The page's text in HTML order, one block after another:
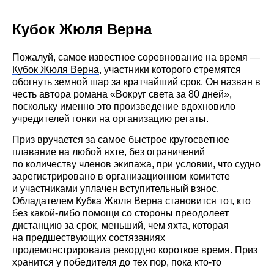
Кубок Жюля Верна
Пожалуй, самое известное соревнование на время —
Кубок Жюля Верна, участники которого стремятся
обогнуть земной шар за кратчайший срок. Он назван в
честь автора романа «Вокруг света за 80 дней»,
поскольку именно это произведение вдохновило
учредителей гонки на организацию регаты.
Приз вручается за самое быстрое кругосветное
плавание на любой яхте, без ограничений
по количеству членов экипажа, при условии, что судно
зарегистрировано в организационном комитете
и участниками уплачен вступительный взнос.
Обладателем Кубка Жюля Верна становится тот, кто
без какой-либо помощи со стороны преодолеет
дистанцию за срок, меньший, чем яхта, которая
на предшествующих состязаниях
продемонстрировала рекордно короткое время. Приз
хранится у победителя до тех пор, пока кто-то